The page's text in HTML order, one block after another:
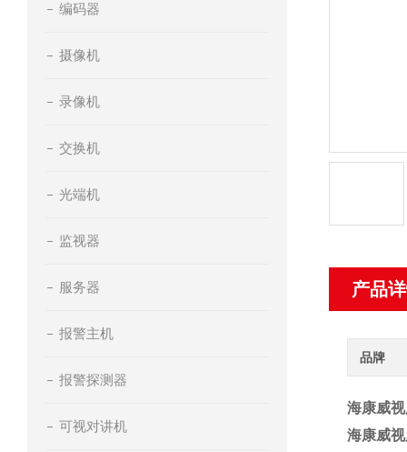
编码器
摄像机
录像机
交换机
光端机
监视器
服务器
报警主机
报警探测器
可视对讲机
产品
品牌
海康威
海康威